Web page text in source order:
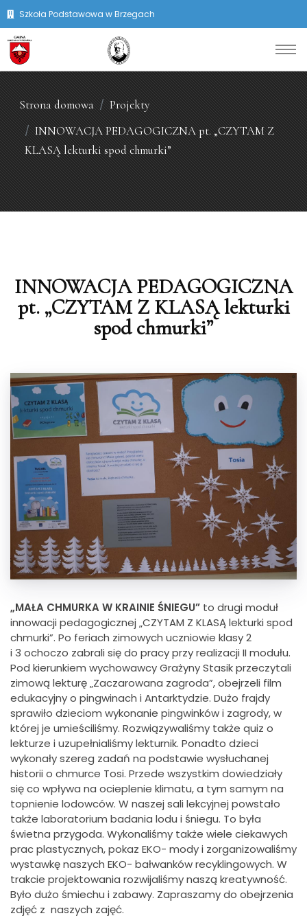
Szkoła Podstawowa w Brzegach
Strona domowa
Projekty
INNOWACJA PEDAGOGICZNA pt. „CZYTAM Z
KLASĄ lekturki spod chmurki”
INNOWACJA PEDAGOGICZNA
pt. „CZYTAM Z KLASĄ lekturki
spod chmurki”
„MAŁA CHMURKA W KRAINIE ŚNIEGU” to drugi moduł
innowacji pedagogicznej „CZYTAM Z KLASĄ lekturki spod
chmurki”. Po feriach zimowych uczniowie klasy 2
i 3 ochoczo zabrali się do pracy przy realizacji II modułu.
Pod kierunkiem wychowawcy Grażyny Stasik przeczytali
zimową lekturę „Zaczarowana zagroda”, obejrzeli film
edukacyjny o pingwinach i Antarktydzie. Dużo frajdy
sprawiło dzieciom wykonanie pingwinków i zagrody, w
której je umieściliśmy. Rozwiązywaliśmy także quiz o
lekturze i uzupełnialiśmy lekturnik. Ponadto dzieci
wykonały szereg zadań na podstawie wysłuchanej
historii o chmurce Tosi. Przede wszystkim dowiedziały
się co wpływa na ocieplenie klimatu, a tym samym na
topnienie lodowców. W naszej sali lekcyjnej powstało
także laboratorium badania lodu i śniegu. To była
świetna przygoda. Wykonaliśmy także wiele ciekawych
prac plastycznych, pokaz EKO- mody i zorganizowaliśmy
wystawkę naszych EKO- bałwanków recyklingowych. W
trakcie projektowania rozwijaliśmy naszą kreatywność.
Było dużo śmiechu i zabawy. Zapraszamy do obejrzenia
zdjęć z naszych zajęć.